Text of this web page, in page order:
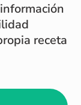
receta